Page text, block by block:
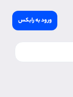
ورود به رابکس